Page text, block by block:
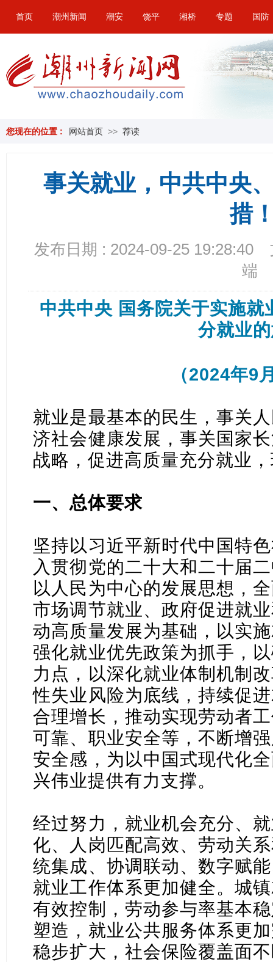
首页 潮州新闻 潮安 饶平 湘桥 专题 国防
您现在的位置 : 网站首页 >> 荐读
事关就业，中共中央
措
发布日期 : 2024-09-25 19:28:40
端
中共中央 国务院关于实施
分就业
（2024年9
就业是最基本的民生，事关
济社会健康发展，事关国家
战略，促进高质量充分就业
一、总体要求
坚持以习近平新时代中国特
入贯彻党的二十大和二十届
以人民为中心的发展思想，
市场调节就业、政府促进就
动高质量发展为基础，以实
强化就业优先政策为抓手，
力点，以深化就业体制机制
性失业风险为底线，持续促
合理增长，推动实现劳动者
可靠、职业安全等，不断增
安全感，为以中国式现代化
兴伟业提供有力支撑。
经过努力，就业机会充分、
化、人岗匹配高效、劳动关
统集成、协调联动、数字赋
就业工作体系更加健全。城
有效控制，劳动参与率基本
塑造，就业公共服务体系更
稳步扩大，社会保险覆盖面